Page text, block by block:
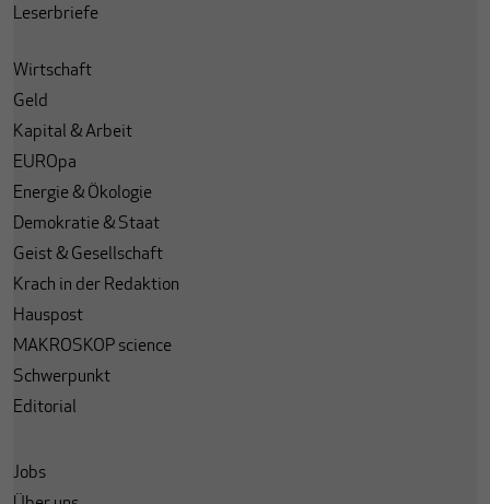
Leserbriefe
Wirtschaft
Geld
Kapital & Arbeit
EUROpa
Energie & Ökologie
Demokratie & Staat
Geist & Gesellschaft
Krach in der Redaktion
Hauspost
MAKROSKOP science
Schwerpunkt
Editorial
Jobs